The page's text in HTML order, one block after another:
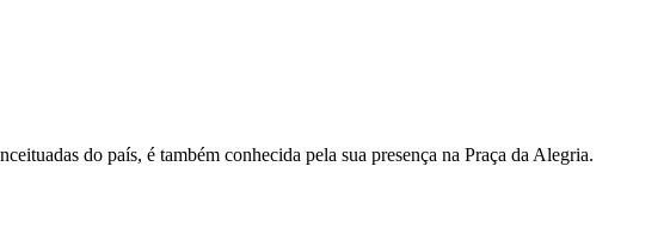
do país, é também conhecida pela sua presença na Praça da Alegria.